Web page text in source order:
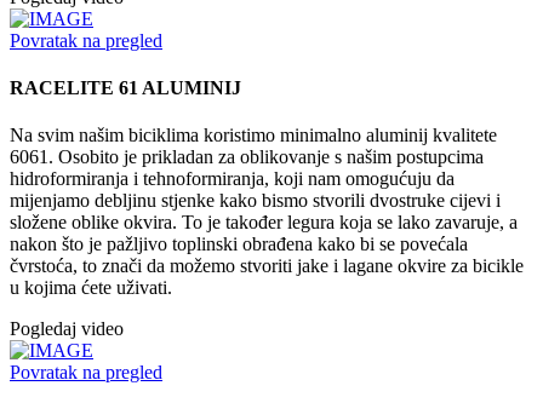
Povratak na pregled
RACELITE 61 ALUMINIJ
Na svim našim biciklima koristimo minimalno aluminij kvalitete
6061. Osobito je prikladan za oblikovanje s našim postupcima
hidroformiranja i tehnoformiranja, koji nam omogućuju da
mijenjamo debljinu stjenke kako bismo stvorili dvostruke cijevi i
složene oblike okvira. To je također legura koja se lako zavaruje, a
nakon što je pažljivo toplinski obrađena kako bi se povećala
čvrstoća, to znači da možemo stvoriti jake i lagane okvire za bicikle
u kojima ćete uživati.
Pogledaj video
Povratak na pregled